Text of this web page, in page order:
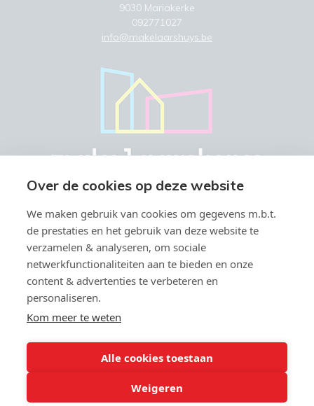
9030 Mariakerke
092771027
info@makelaarshuys.be
Vastgoedmakelaar-bemiddelaar BIV België BIV 504.945 & 508.847 -
Ondernemingsnummer BTW-BE 0766.579.221
Toezichthoudende autoriteit: Beroepsinstituut van
Onderworpen aan dedeontologische code van het BIV
Over de cookies op deze website
We maken gebruik van cookies om gegevens m.b.t.
de prestaties en het gebruik van deze website te
verzamelen & analyseren, om sociale
netwerkfunctionaliteiten aan te bieden en onze
content & advertenties te verbeteren en
personaliseren.
Kom meer te weten
Alle cookies toestaan
Weigeren